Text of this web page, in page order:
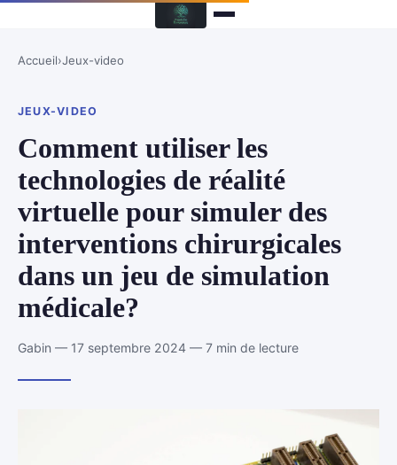
Accueil›Jeux-video
JEUX-VIDEO
Comment utiliser les
technologies de réalité
virtuelle pour simuler des
interventions chirurgicales
dans un jeu de simulation
médicale?
Gabin — 17 septembre 2024 — 7 min de lecture